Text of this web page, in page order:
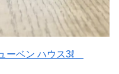
新道蒸留所』の一角を間
ージーランド、ドイツ
みをグラスに注いでお飲
ケロスは、「おいしい
ーベン ハウス3ℓ